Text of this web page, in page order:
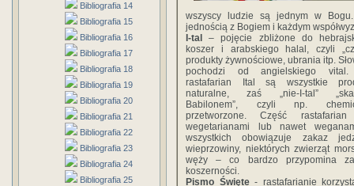
Bibliografia 14
Bibliografia 15
Bibliografia 16
Bibliografia 17
Bibliografia 18
Bibliografia 19
Bibliografia 20
Bibliografia 21
Bibliografia 22
Bibliografia 23
Bibliografia 24
Bibliografia 25
wszyscy ludzie są jednym w
jednością z Bogiem i każdym
I-tal
– pojęcie zbliżone do
koszer i arabskiego halal, czyli
produkty żywnościowe, ubrania itp.
pochodzi od angielskiego
rastafarian Ital są wszystkie
naturalne, zaś „nie-I-tal”
Babilonem”, czyli np.
przetworzone. Część
wegetarianami lub nawet
wszystkich obowiązuje zakaz
wieprzowiny, niektórych zwierząt
węży – co bardzo przypomina
koszerności.
Pismo Święte- rastafarianie